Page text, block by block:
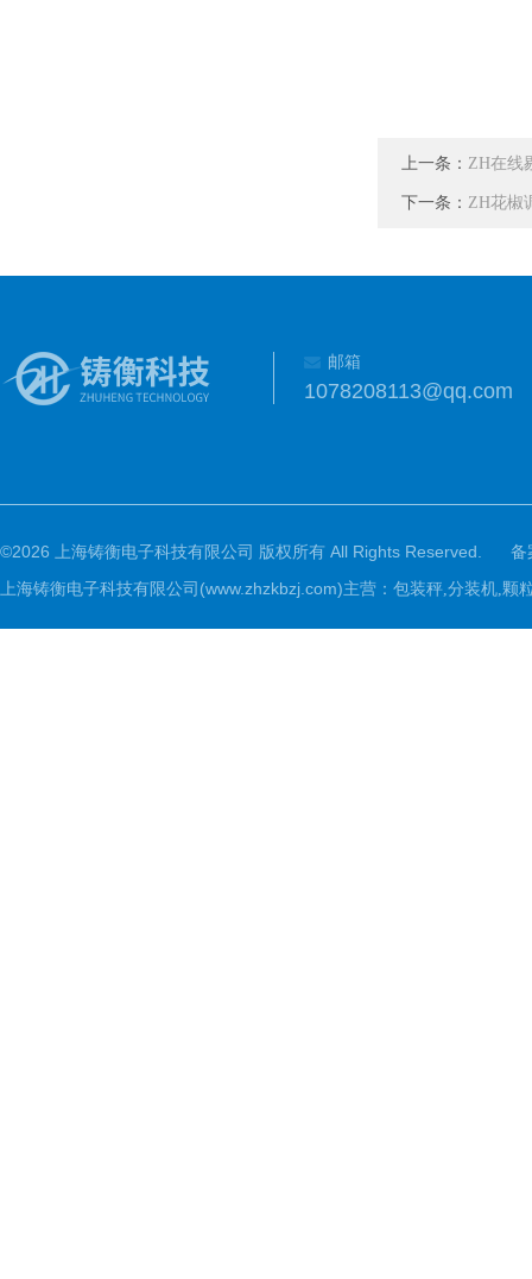
上一条： ZH在线
下一条： ZH花椒
邮箱
1078208113@qq.com
©2026 上海铸衡电子科技有限公司 版权所有 All Rights Reserved.
备
上海铸衡电子科技有限公司(www.zhzkbzj.com)主营： 包装秤,分装机,颗